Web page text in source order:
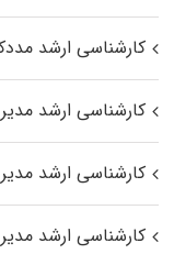
کارشناسی ارشد
کارشناسی ارشد
کارشناسی ارشد
کارشناسی ارشد